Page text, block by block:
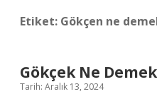
Etiket: Gökçen ne
Gökçek Ne
Tarih: Aralık 13, 2024